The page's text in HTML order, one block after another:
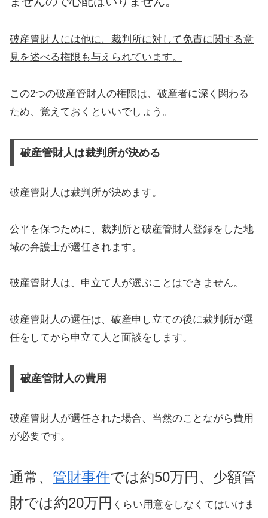
破産管財人には他に、裁判所に対して免責に関する意
見を述べる権限も与えられています。
この2つの破産管財人の権限は、破産者に深く関わる
ため、覚えておくといいでしょう。
破産管財人は裁判所が決める
破産管財人は裁判所が決めます。
公平を保つために、裁判所と破産管財人登録をした地
域の弁護士が選任されます。
破産管財人は、申立て人が選ぶことはできません。
破産管財人の選任は、破産申し立ての後に裁判所が選
任をしてから申立て人と面談をします。
破産管財人の費用
破産管財人が選任された場合、当然のことながら費用
が必要です。
通常、 管財事件では約50万円、少額管
財では約20万円 くらい用意をしなくてはいけま